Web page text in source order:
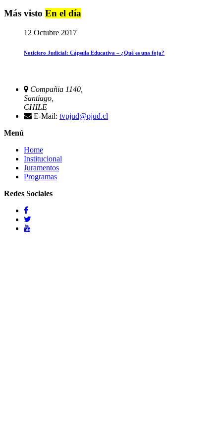
Más visto En el día
12 Octubre 2017
Noticiero Judicial: Cápsula Educativa – ¿Qué es una foja?
Compañia 1140,
Santiago,
CHILE
E-Mail: tvpjud@pjud.cl
Menú
Home
Institucional
Juramentos
Programas
Redes Sociales